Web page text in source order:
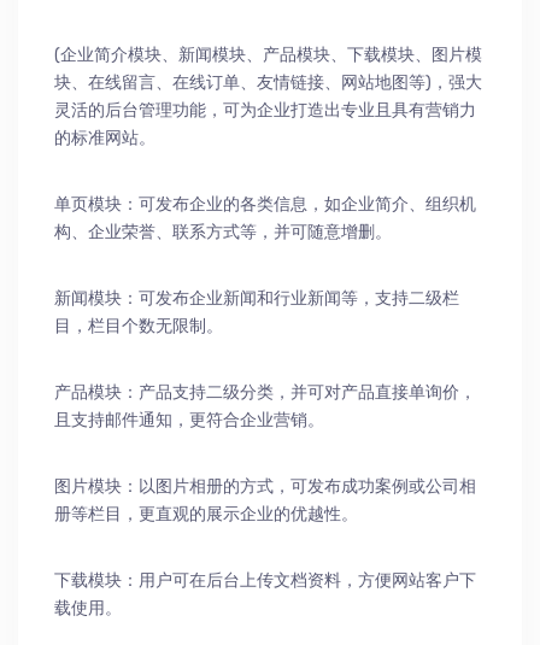
(企业简介模块、新闻模块、产品模块、下载模块、图片模
块、在线留言、在线订单、友情链接、网站地图等)，强大
灵活的后台管理功能，可为企业打造出专业且具有营销力
的标准网站。
单页模块：可发布企业的各类信息，如企业简介、组织机
构、企业荣誉、联系方式等，并可随意增删。
新闻模块：可发布企业新闻和行业新闻等，支持二级栏
目，栏目个数无限制。
产品模块：产品支持二级分类，并可对产品直接单询价，
且支持邮件通知，更符合企业营销。
图片模块：以图片相册的方式，可发布成功案例或公司相
册等栏目，更直观的展示企业的优越性。
下载模块：用户可在后台上传文档资料，方便网站客户下
载使用。